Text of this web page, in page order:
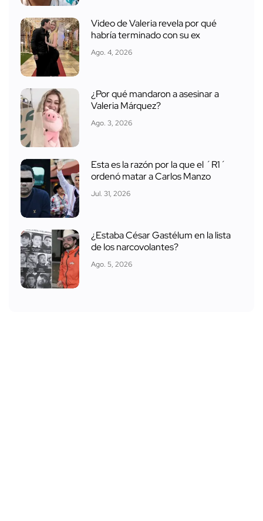
Video de Valeria revela por qué
habría terminado con su ex
Ago. 4, 2026
¿Por qué mandaron a asesinar a
Valeria Márquez?
Ago. 3, 2026
Esta es la razón por la que el ´R1´
ordenó matar a Carlos Manzo
Jul. 31, 2026
¿Estaba César Gastélum en la lista
de los narcovolantes?
Ago. 5, 2026